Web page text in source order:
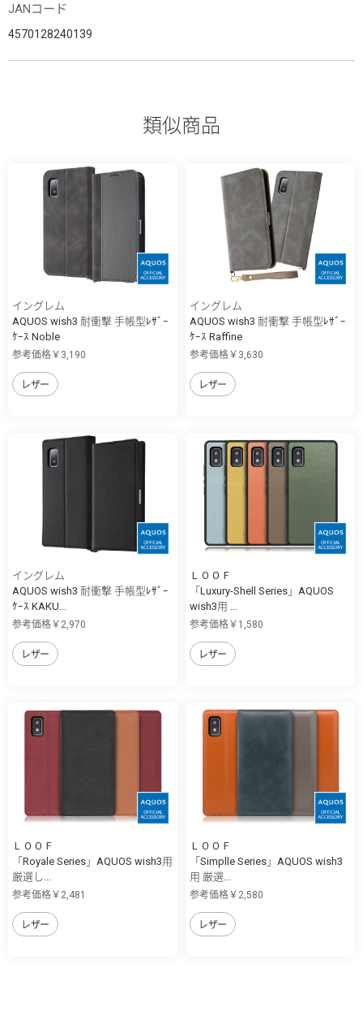
JANコード
4570128240139
類似商品
イングレム
AQUOS wish3 耐衝撃 手帳型ﾚｻﾞｰ
ｹｰｽ Noble
参考価格￥3,190
レザー
イングレム
AQUOS wish3 耐衝撃 手帳型ﾚｻﾞｰ
ｹｰｽ Raffine
参考価格￥3,630
レザー
イングレム
AQUOS wish3 耐衝撃 手帳型ﾚｻﾞｰ
ｹｰｽ KAKU...
参考価格￥2,970
レザー
ＬＯＯＦ
「Luxury-Shell Series」AQUOS
wish3用 ...
参考価格￥1,580
レザー
ＬＯＯＦ
「Royale Series」AQUOS wish3用
厳選し...
参考価格￥2,481
レザー
ＬＯＯＦ
「Simplle Series」AQUOS wish3
用 厳選...
参考価格￥2,580
レザー